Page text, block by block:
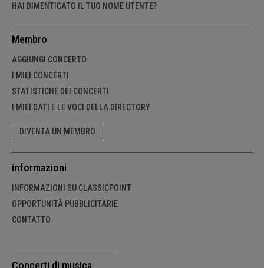
HAI DIMENTICATO IL TUO NOME UTENTE?
Membro
AGGIUNGI CONCERTO
I MIEI CONCERTI
STATISTICHE DEI CONCERTI
I MIEI DATI E LE VOCI DELLA DIRECTORY
DIVENTA UN MEMBRO
informazioni
INFORMAZIONI SU CLASSICPOINT
OPPORTUNITÀ PUBBLICITARIE
CONTATTO
Concerti di musica